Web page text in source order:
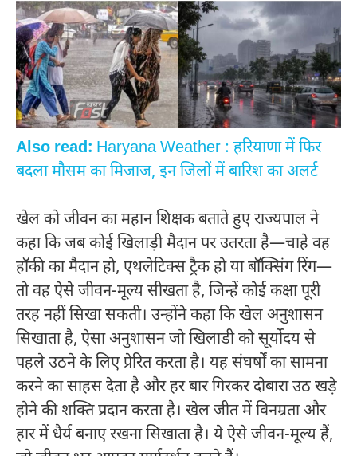
Also read: Haryana Weather : हरियाणा में फिर
बदला मौसम का मिजाज, इन जिलों में बारिश का अलर्ट
खेल को जीवन का महान शिक्षक बताते हुए राज्यपाल ने
कहा कि जब कोई खिलाड़ी मैदान पर उतरता है—चाहे वह
हॉकी का मैदान हो, एथलेटिक्स ट्रैक हो या बॉक्सिंग रिंग—
तो वह ऐसे जीवन-मूल्य सीखता है, जिन्हें कोई कक्षा पूरी
तरह नहीं सिखा सकती। उन्होंने कहा कि खेल अनुशासन
सिखाता है, ऐसा अनुशासन जो खिलाडी को सूर्योदय से
पहले उठने के लिए प्रेरित करता है। यह संघर्षों का सामना
करने का साहस देता है और हर बार गिरकर दोबारा उठ खड़े
होने की शक्ति प्रदान करता है। खेल जीत में विनम्रता और
हार में धैर्य बनाए रखना सिखाता है। ये ऐसे जीवन-मूल्य हैं,